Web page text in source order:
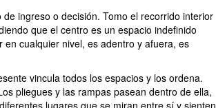
ingreso o decisión. Tomo el recorrido interior
que el centro es un espacio indefinido
cualquier nivel, es adentro y afuera, es
vincula todos los espacios y los ordena.
pliegues y las rampas paseandentro de ella,